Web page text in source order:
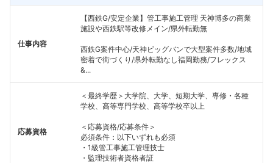
仕事内容
【西鉄G/安定企業】管工事施工管理 天神博多の商業
施設や西鉄駅等改修メイン/県外転勤無
西鉄G案件中心/天神ビッグバンで大型案件多数/地域
密着で街づくり/県外転勤なし福岡勤務/フレックス
&...
応募資格
＜最終学歴＞大学院、大学、短期大学、専修・各種
学校、高等専門学校、高等学校卒以上
＜応募資格/応募条件＞
必須条件：以下いずれも必須
・1級管工事施工管理技士
・監理技術者資格者証